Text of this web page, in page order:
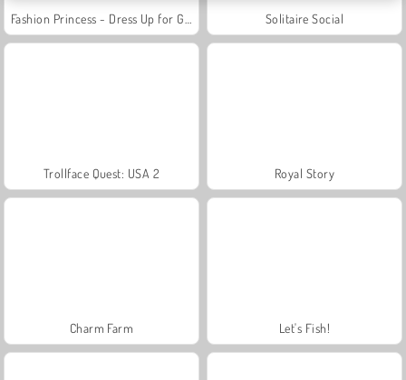
Solitaire Social
Trollface Quest: USA 2 Royal Story
Charm Farm Let's Fish!